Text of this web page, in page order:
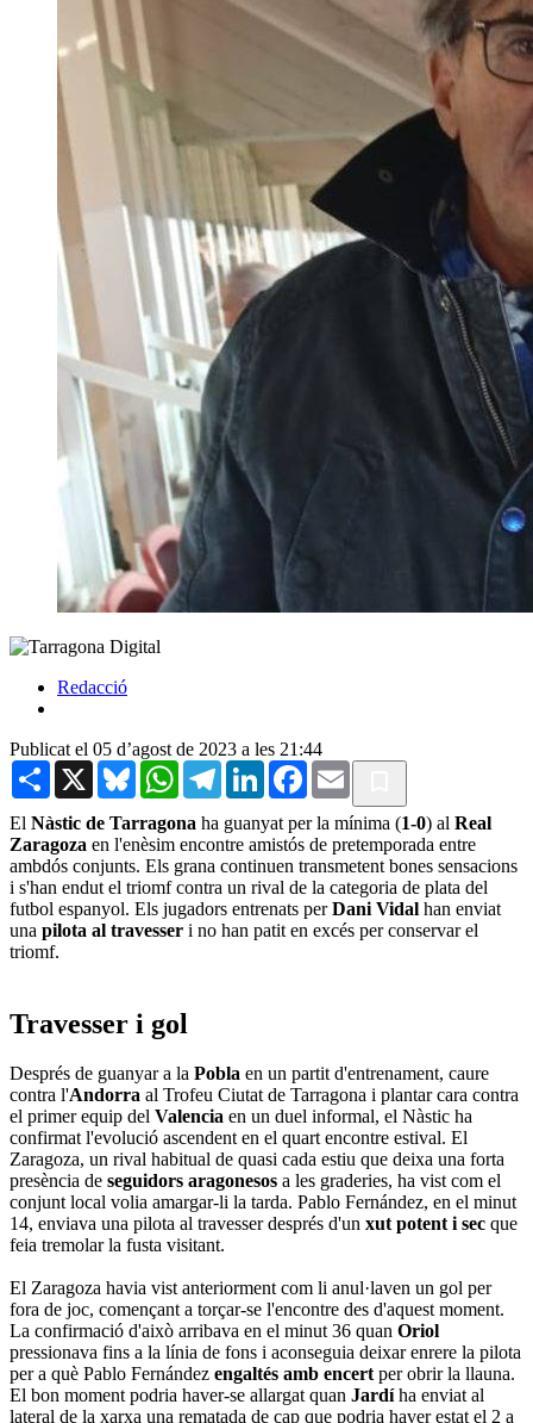
Redacció
Publicat el 05 d’agost de 2023 a les 21:44
Share X BlueskyWhatsAppTelegramLinkedInFacebook
Email
El Nàstic de Tarragona ha guanyat per la mínima (1-0) al Real
Zaragoza en l'enèsim encontre amistós de pretemporada entre
ambdós conjunts. Els grana continuen transmetent bones sensacions
i s'han endut el triomf contra un rival de la categoria de plata del
futbol espanyol. Els jugadors entrenats perDani Vidal han enviat
una pilota al travesser i no han patit en excés per conservar el
triomf.
Travesser i gol
Després de guanyar a la Pobla en un partit d'entrenament, caure
contra l'Andorra al Trofeu Ciutat de Tarragona i plantar cara contra
el primer equip del Valencia en un duel informal, el Nàstic ha
confirmat l'evolució ascendent en el quart encontre estival. El
Zaragoza, un rival habitual de quasi cada estiu que deixa una forta
presència de seguidors aragonesos a les graderies, ha vist com el
conjunt local volia amargar-li la tarda. Pablo Fernández, en el minut
14, enviava una pilota al travesser després d'un xut potent i sec que
feia tremolar la fusta visitant.
El Zaragoza havia vist anteriorment com li anul·laven un gol per
fora de joc, començant a torçar-se l'encontre des d'aquest moment.
La confirmació d'això arribava en el minut 36 quan Oriol
pressionava fins a la línia de fons i aconseguia deixar enrere la pilota
per a què Pablo Fernández engaltés amb encertper obrir la llauna.
El bon moment podria haver-se allargat quan Jardíha enviat al
lateral de la xarxa una rematada de cap que podria haver estat el 2 a